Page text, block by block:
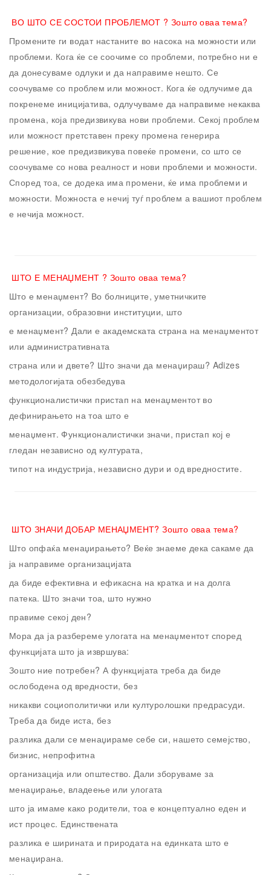
ВО ШТО СЕ СОСТОИ ПРОБЛЕМОТ ? Зошто оваа тема?
Промените ги водат настаните во насока на можности или
проблеми. Кога ќе се соочиме со проблеми, потребно ни е
да донесуваме одлуки и да направиме нешто. Се
соочуваме со проблем или можност. Кога ќе одлучиме да
покренеме иницијатива, одлучуваме да направиме некаква
промена, која предизвикува нови проблеми. Секој проблем
или можност претставен преку промена генерира
решение, кое предизвикува повеќе промени, со што се
соочуваме со нова реалност и нови проблеми и можности.
Според тоа, се додека има промени, ќе има проблеми и
можности. Можноста е нечиј туѓ проблем а вашиот проблем
е нечија можност.
ШТО Е МЕНАЏМЕНТ ? Зошто оваа тема?
Што е менаџмент? Во болниците, уметничките
организации, образовни институции, што
е менаџмент? Дали е академската страна на менаџментот
или административната
страна или и двете? Што значи да менаџираш? Adizes
методологијата обезбедува
функционалистички пристап на менаџментот во
дефинирањето на тоа што е
менаџмент. Функционалистички значи, пристап кој е
гледан независно од културата,
типот на индустрија, независно дури и од вредностите.
ШТО ЗНАЧИ ДОБАР МЕНАЏМЕНТ? Зошто оваа тема?
Што опфаќа менаџирањето? Веќе знаеме дека сакаме да
ја направиме организацијата
да биде ефективна и ефикасна на кратка и на долга
патека. Што значи тоа, што нужно
правиме секој ден?
Мора да ја разбереме улогата на менаџментот според
функцијата што ја извршува:
Зошто ние потребен? А функцијата треба да биде
ослободена од вредности, без
никакви социополитички или културолошки предрасуди.
Треба да биде иста, без
разлика дали се менаџираме себе си, нашето семејство,
бизнис, непрофитна
организација или општество. Дали зборуваме за
менаџирање, владеење или улогата
што ја имаме како родители, тоа е концептуално еден и
ист процес. Единствената
разлика е ширината и природата на единката што е
менаџирана.